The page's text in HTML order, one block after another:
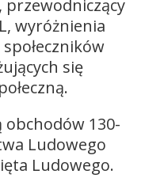
przewodniczący
wyróżnienia
się
obchodów 130-
Ludowego
Ludowego.